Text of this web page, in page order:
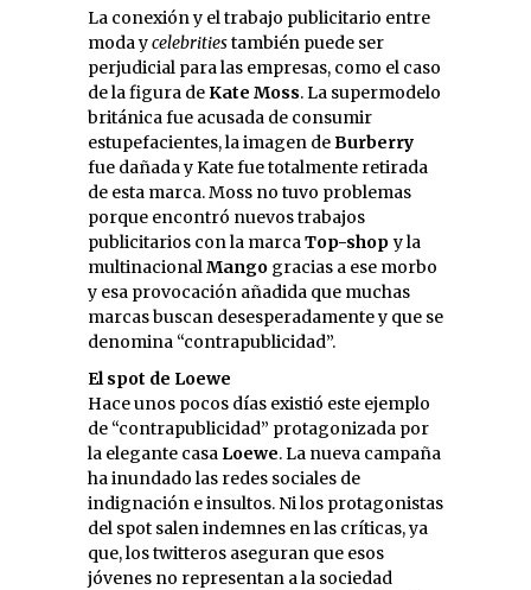
La conexión y el trabajo publicitario entre
moda ycelebritiestambién puede ser
perjudicial para las empresas, como el caso
de la figura deKate Moss. La supermodelo
británica fue acusada de consumir
estupefacientes, la imagen deBurberry
fue dañada y Kate fue totalmente retirada
de esta marca. Moss no tuvo problemas
porque encontró nuevos trabajos
publicitarios con la marcaTop-shopy la
multinacionalMango gracias a ese morbo
y esa provocación añadida que muchas
marcas buscan desesperadamente y que se
denomina “contrapublicidad”.
El spot de Loewe
Hace unos pocos días existió este ejemplo
de “contrapublicidad” protagonizada por
la elegante casa Loewe. La nueva campaña
ha inundado las redes sociales de
indignación e insultos. Ni los protagonistas
del spot salen indemnes en las críticas, ya
que, los twitteros aseguran que esos
jóvenes no representan a la sociedad